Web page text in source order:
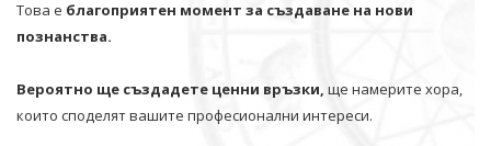
Това е благоприятен момент за създаване на нови
познанства.
Вероятно ще създадете ценни връзки, ще намерите хора,
които споделят вашите професионални интереси.